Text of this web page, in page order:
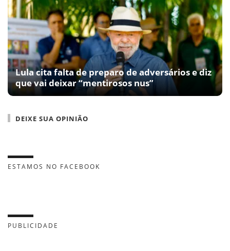
Lula cita falta de preparo de adversários e diz
que vai deixar “mentirosos nus”
DEIXE SUA OPINIÃO
ESTAMOS NO FACEBOOK
PUBLICIDADE